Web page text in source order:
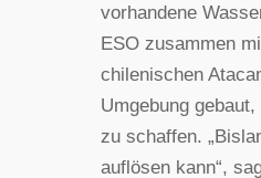
vorhandene
ESO zusammen
chilenischen
Umgebung
zu schaffen.
auflösen kann“,